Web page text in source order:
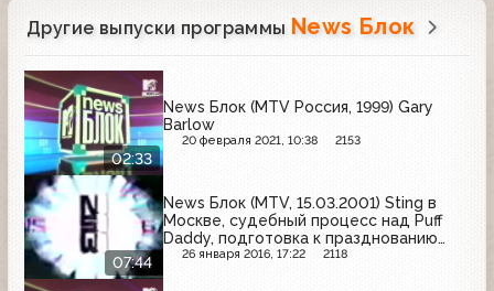
Другие выпуски программы News Блок
02:33
News Блок (MTV Россия, 1999) Gary
Barlow
20 февраля 2021, 10:38 2153
07:44
News Блок (MTV, 15.03.2001) Sting в
Москве, судебный процесс над Puff
Daddy, подготовка к празднованию
пятилетия группы "Иванушки
26 января 2016, 17:22 2118